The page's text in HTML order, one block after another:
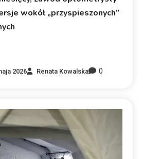
wokół „przyspieszonych”
2026 Renata Kowalska 0